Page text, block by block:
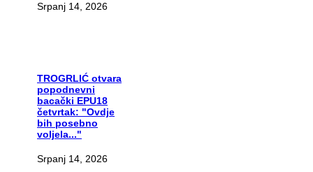
Srpanj 14, 2026
TROGRLIĆ otvara
popodnevni
bacački EPU18
četvrtak: "Ovdje
bih posebno
voljela..."
Srpanj 14, 2026